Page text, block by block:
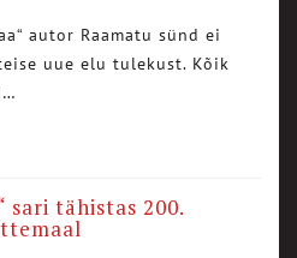
autor Raamatu sünd ei
uue elu tulekust. Kõik
sari tähistas 200.